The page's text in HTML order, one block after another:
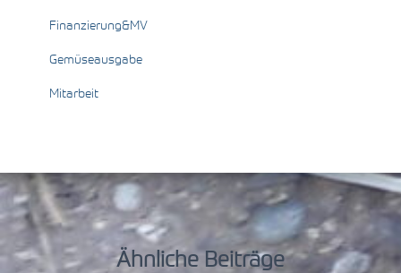
Finanzierung&MV
Gemüseausgabe
Mitarbeit
Ähnliche Beiträge